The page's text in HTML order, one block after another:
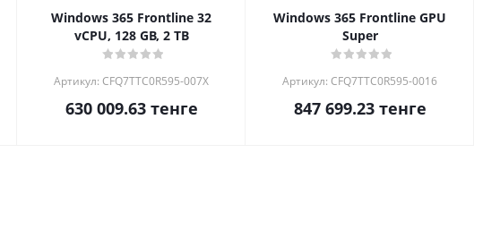
Windows 365 Frontline 32
vCPU, 128 GB, 2 TB
Артикул: CFQ7TTC0R595-007X
630 009.63тенге
Windows 365 Frontline GPU
Super
Артикул: CFQ7TTC0R595-0016
847 699.23тенге